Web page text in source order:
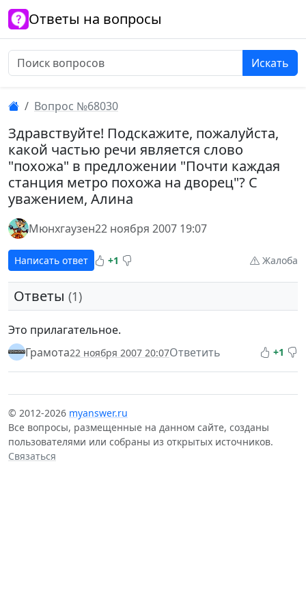
Ответы на вопросы
Искать
Вопрос №68030
Здравствуйте! Подскажите, пожалуйста,
какой частью речи является слово
"похожа" в предложении "Почти каждая
станция метро похожа на дворец"? С
уважением, Алина
Мюнхгаузен22 ноября 2007 19:07
Написать ответ +1 Жалоба
Ответы (1)
Это прилагательное.
Грамота22 ноября 2007 20:07Ответить +1
© 2012-2026 myanswer.ru
Все вопросы, размещенные на данном сайте, созданы
пользователями или собраны из открытых источников.
Связаться